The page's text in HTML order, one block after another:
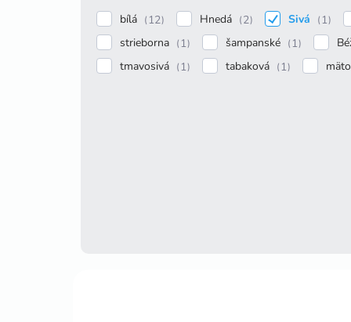
bílá 12 Hnedá 2 Sivá 1
strieborna
1 šampanské 1
tmavosivá
1 tabaková 1